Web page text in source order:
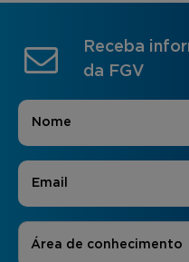
Receba
da FGV
Nome
E-mail
Áreas de Interesse
Área de conhecimento